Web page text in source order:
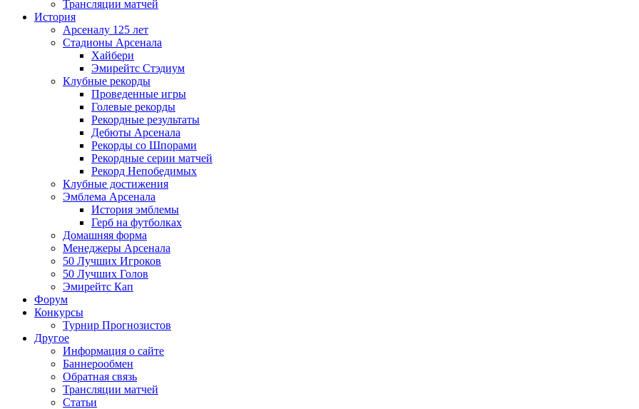
Трансляции матчей
История
Арсеналу 125 лет
Стадионы Арсенала
Хайбери
Эмирейтс Стэдиум
Клубные рекорды
Проведенные игры
Голевые рекорды
Рекордные результаты
Дебюты Арсенала
Рекорды со Шпорами
Рекордные серии матчей
Рекорд Непобедимых
Клубные достижения
Эмблема Арсенала
История эмблемы
Герб на футболках
Домашняя форма
Менеджеры Арсенала
50 Лучших Игроков
50 Лучших Голов
Эмирейтс Кап
Форум
Конкурсы
Турнир Прогнозистов
Другое
Информация о сайте
Баннерообмен
Обратная связь
Трансляции матчей
Статьи